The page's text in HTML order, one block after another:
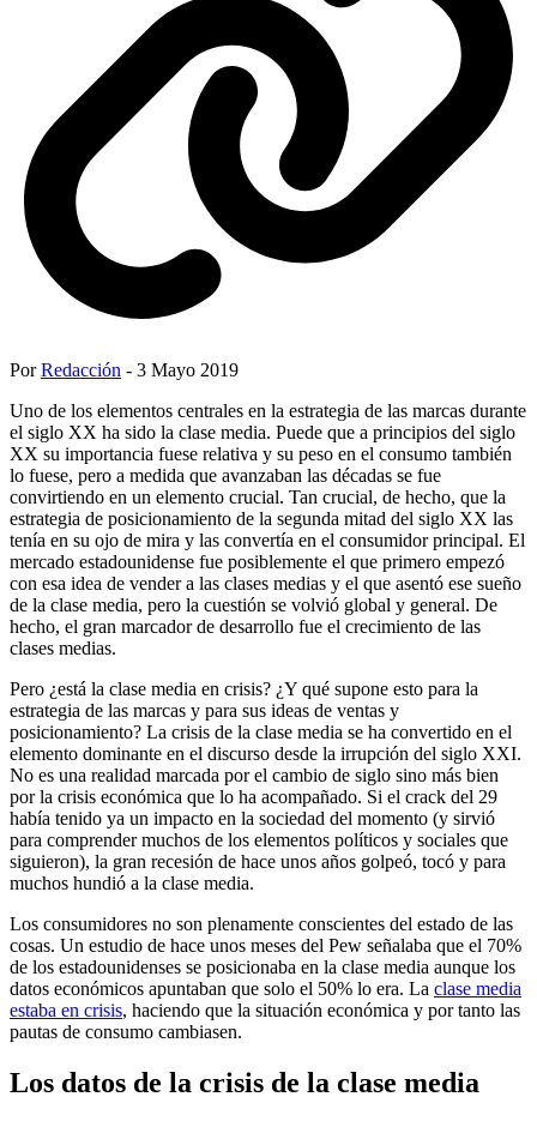
PorRedacción - 3 Mayo 2019
Uno de los elementos centrales en la estrategia de las marcas durante
el siglo XX ha sido la clase media. Puede que a principios del siglo
XX su importancia fuese relativa y su peso en el consumo también
lo fuese, pero a medida que avanzaban las décadas se fue
convirtiendo en un elemento crucial. Tan crucial, de hecho, que la
estrategia de posicionamiento de la segunda mitad del siglo XX las
tenía en su ojo de mira y las convertía en el consumidor principal. El
mercado estadounidense fue posiblemente el que primero empezó
con esa idea de vender a las clases medias y el que asentó ese sueño
de la clase media, pero la cuestión se volvió global y general. De
hecho, el gran marcador de desarrollo fue el crecimiento de las
clases medias.
Pero ¿está la clase media en crisis? ¿Y qué supone esto para la
estrategia de las marcas y para sus ideas de ventas y
posicionamiento? La crisis de la clase media se ha convertido en el
elemento dominante en el discurso desde la irrupción del siglo XXI.
No es una realidad marcada por el cambio de siglo sino más bien
por la crisis económica que lo ha acompañado. Si el crack del 29
había tenido ya un impacto en la sociedad del momento (y sirvió
para comprender muchos de los elementos políticos y sociales que
siguieron), la gran recesión de hace unos años golpeó, tocó y para
muchos hundió a la clase media.
Los consumidores no son plenamente conscientes del estado de las
cosas. Un estudio de hace unos meses del Pew señalaba que el 70%
de los estadounidenses se posicionaba en la clase media aunque los
datos económicos apuntaban que solo el 50% lo era. La clase media
estaba en crisis, haciendo que la situación económica y por tanto las
pautas de consumo cambiasen.
Los datos de la crisis de la clase media